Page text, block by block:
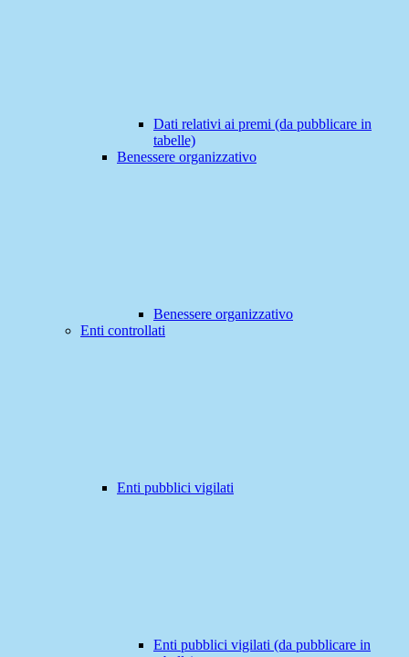
Dati relativi ai premi (da pubblicare in
tabelle)
Benessere organizzativo
Benessere organizzativo
Enti controllati
Enti pubblici vigilati
Enti pubblici vigilati (da pubblicare in